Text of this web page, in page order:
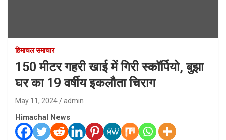
हिमाचल समाचार
150 मीटर गहरी खाई में गिरी स्कॉर्पियो, बुझा
घर का 19 वर्षीय इकलौता चिराग
May 11, 2024 admin
Himachal News